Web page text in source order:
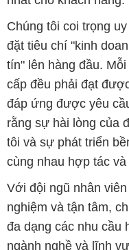
Chúng tôi coi trọng
đặt tiêu chí "kinh
tín" lên hàng đầu.
cấp đều phải đạt
đáp ứng được yêu
rằng sự hài lòng của
tôi và sự phát triển
cùng nhau hợp tác và
Với đội ngũ nhân
nghiệm và tận tâm,
đa dạng các nhu cầu
ngành nghề và lĩnh